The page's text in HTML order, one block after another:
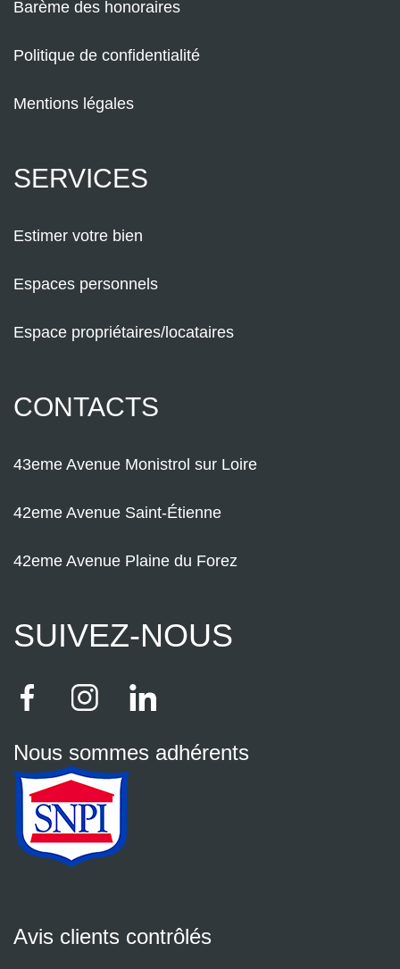
Barème des honoraires
Politique de confidentialité
Mentions légales
SERVICES
Estimer votre bien
Espaces personnels
Espace propriétaires/locataires
CONTACTS
43eme Avenue Monistrol sur Loire
42eme Avenue Saint-Étienne
42eme Avenue Plaine du Forez
SUIVEZ-NOUS
Nous sommes adhérents
Avis clients contrôlés